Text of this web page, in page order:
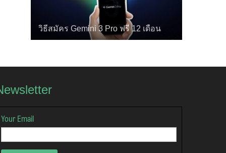
วิธีสมัคร Gemini 3 Pro ฟรี 12 เดือน
Your Email